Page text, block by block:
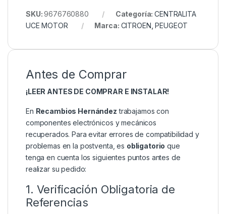
SKU:9676760880 Categoría:CENTRALITA
UCE MOTOR
Marca: CITROEN ,PEUGEOT
Antes de Comprar
¡LEER ANTES DE COMPRAR E INSTALAR!
En Recambios Hernández trabajamos con
componentes electrónicos y mecánicos
recuperados. Para evitar errores de compatibilidad y
problemas en la postventa, es obligatorio que
tenga en cuenta los siguientes puntos antes de
realizar su pedido:
1. Verificación Obligatoria de
Referencias